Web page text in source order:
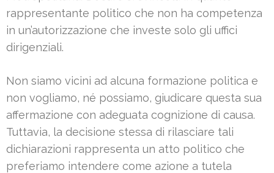
rappresentante politico che non ha competenza
in un’autorizzazione che investe solo gli uffici
dirigenziali.
Non siamo vicini ad alcuna formazione politica e
non vogliamo, né possiamo, giudicare questa sua
affermazione con adeguata cognizione di causa.
Tuttavia, la decisione stessa di rilasciare tali
dichiarazioni rappresenta un atto politico che
preferiamo intendere come azione a tutela